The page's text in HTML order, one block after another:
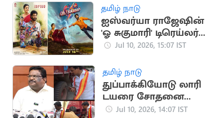
தமிழ் நாடு
ஐஸ்வர்யா ராஜேஷின்
'ஓ சுகுமாரி' டிரெய்லர்
வெளியீடு
Jul 10, 2026, 15:07 IST
தமிழ் நாடு
துப்பாக்கியோடு லாரி
டயரை சோதனை
செய்யும் தவெக
Jul 10, 2026, 14:07 IST